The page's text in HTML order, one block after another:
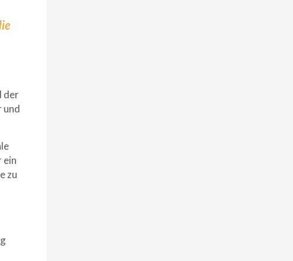
der
und
ein
zu